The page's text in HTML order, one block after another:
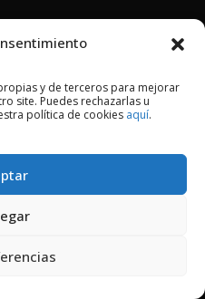
y de terceros para mejorar
site. Puedes rechazarlas u
política de cookies aquí.